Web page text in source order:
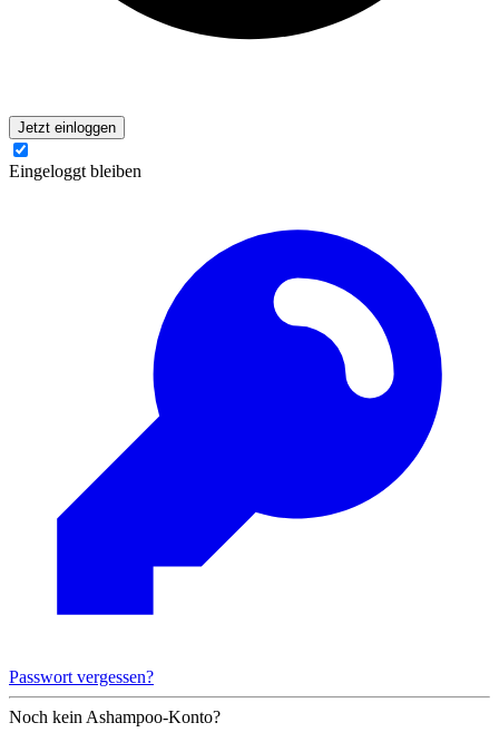
Jetzt einloggen
Eingeloggt bleiben
Passwort vergessen?
Noch kein Ashampoo-Konto?